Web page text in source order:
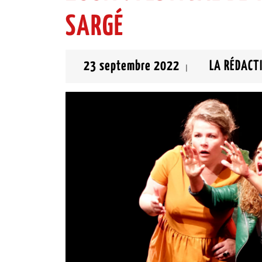
SARGÉ
23 septembre 2022 23
2022
| LA